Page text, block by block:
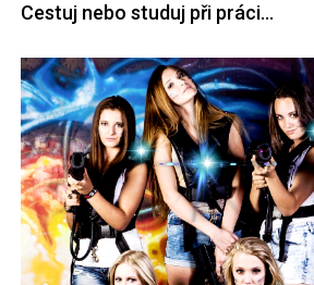
Cestuj nebo studuj při práci…